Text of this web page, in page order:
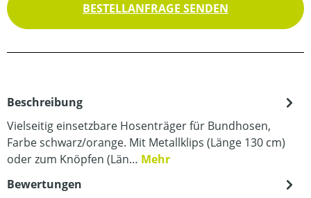
BESTELLANFRAGE SENDEN
Beschreibung
Vielseitig einsetzbare Hosenträger für Bundhosen,
Farbe schwarz/orange. Mit Metallklips (Länge 130 cm)
oder zum Knöpfen (Län… Mehr
Bewertungen